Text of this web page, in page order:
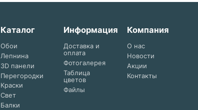
Каталог
Обои
Лепнина
3D панели
Перегородки
Краски
Свет
Балки
Информация
Доставка и
оплата
Фотогалерея
Таблица
цветов
Файлы
Компания
О нас
Новости
Акции
Контакты